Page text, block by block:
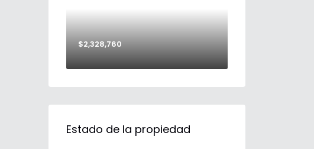
$2,328,760
Estado de la propiedad